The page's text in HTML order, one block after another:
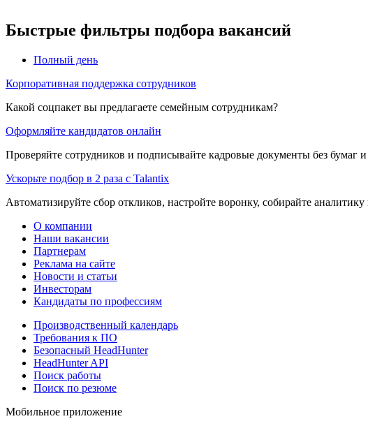
Быстрые фильтры подбора вакансий
Полный день
Корпоративная поддержка сотрудников
Какой соцпакет вы предлагаете семейным сотрудникам?
Оформляйте кандидатов онлайн
Проверяйте сотрудников и подписывайте кадровые документы без бумаг
Ускорьте подбор в 2 раза с Talantix
Автоматизируйте сбор откликов, настройте воронку, собирайте аналитику
О компании
Наши вакансии
Партнерам
Реклама на сайте
Новости и статьи
Инвесторам
Кандидаты по профессиям
Производственный календарь
Требования к ПО
Безопасный HeadHunter
HeadHunter API
Поиск работы
Поиск по резюме
Мобильное приложение